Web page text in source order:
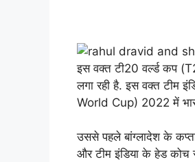
इस वक्त टी20 वर्ल्ड कप
लगा रही है. इस वक्त टीम
World Cup) 2022 में
उससे पहले बांग्लादेश के
और टीम इंडिया के हेड कोच